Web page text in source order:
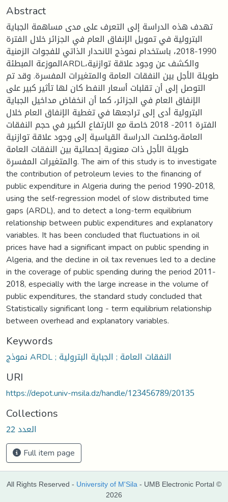
Abstract
تهدف هذه الدراسة إلى التعرف على مدى مساهمة الجباية
البترولية في تمويل الإنفاق العام في الجزائر خلال الفترة
1990-2018، باستخدام نموذج الانحدار الذاتي للفجوات الزمنية
الموزعة المبطئةARDL،والكشف عن وجود علاقة توازنية
طويلة الأجل بين النفقات العامة والمتغيرات المفسرة. وقد تم
التوصل إلى أن تقلبات أسعار النفط كان لها تأثير كبير على
الإنفاق العام في الجزائر، كما أن انخفاض مداخيل الجباية
البترولية أدى إلى تراجعها في تغطية الإنفاق العام خلال
الفترة 2011- 2018 خاصة مع الارتفاع الكبير في حجم النفقات
العامة،وخلصت الدراسة القياسية إلى وجود علاقة توازنية
طويلة الأجل ذات معنوية إحصائية بين النفقات العامة
والمتغيرات المفسرة. The aim of this study is to investigate
the contribution of petroleum levies to the financing of
public expenditure in Algeria during the period 1990-2018,
using the self-regression model of slow distributed time
gaps (ARDL), and to detect a long-term equilibrium
relationship between public expenditures and explanatory
variables. It has been concluded that fluctuations in oil
prices have had a significant impact on public spending in
Algeria, and the decline in oil tax revenues led to a decline
in the coverage of public spending during the period 2011-
2018, especially with the large increase in the volume of
public expenditures, the standard study concluded that
Statistically significant long - term equilibrium relationship
between overhead and explanatory variables.
Keywords
نموذج ARDL ; النفقات العامة ; الجباية البترولية
URI
https://depot.univ-msila.dz/handle/123456789/20135
Collections
العدد 22
Full item page
All Rights Reserved - University of M'Sila - UMB Electronic Portal ©
2026